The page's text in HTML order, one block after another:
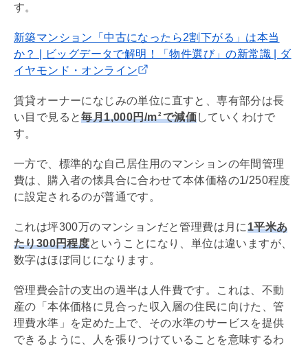
す。
新築マンション「中古になったら2割下がる」は本当
か？ | ビッグデータで解明！「物件選び」の新常識 | ダ
イヤモンド・オンライン
賃貸オーナーになじみの単位に直すと、専有部分は長
い目で見ると毎月1,000円/m 2 で減価していくわけで
す。
一方で、標準的な自己居住用のマンションの年間管理
費は、購入者の懐具合に合わせて本体価格の1/250程度
に設定されるのが普通です。
これは坪300万のマンションだと管理費は月に1平米あ
たり300円程度ということになり、単位は違いますが、
数字はほぼ同じになります。
管理費会計の支出の過半は人件費です。これは、不動
産の「本体価格に見合った収入層の住民に向けた、管
理費水準」を定めた上で、その水準のサービスを提供
できるように、人を張りつけていることを意味するわ